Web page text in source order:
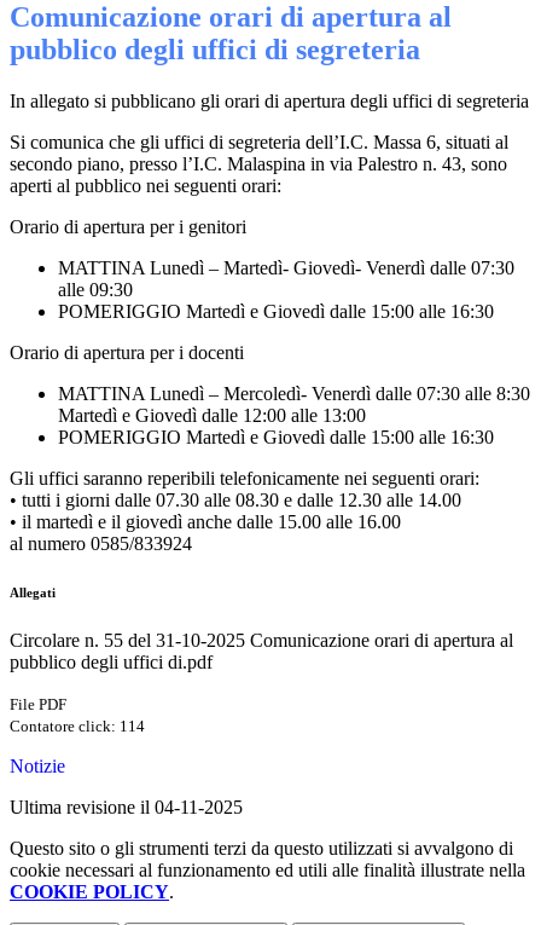
Comunicazione orari di apertura al
pubblico degli uffici di segreteria
In allegato si pubblicano gli orari di apertura degli uffici di segreteria
Si comunica che gli uffici di segreteria dell’I.C. Massa 6, situati al
secondo piano, presso l’I.C. Malaspina in via Palestro n. 43, sono
aperti al pubblico nei seguenti orari:
Orario di apertura per i genitori
MATTINA Lunedì – Martedì- Giovedì- Venerdì dalle 07:30
alle 09:30
POMERIGGIO Martedì e Giovedì dalle 15:00 alle 16:30
Orario di apertura per i docenti
MATTINA Lunedì – Mercoledì- Venerdì dalle 07:30 alle 8:30
Martedì e Giovedì dalle 12:00 alle 13:00
POMERIGGIO Martedì e Giovedì dalle 15:00 alle 16:30
Gli uffici saranno reperibili telefonicamente nei seguenti orari:
• tutti i giorni dalle 07.30 alle 08.30 e dalle 12.30 alle 14.00
• il martedì e il giovedì anche dalle 15.00 alle 16.00
al numero 0585/833924
Allegati
Circolare n. 55 del 31-10-2025 Comunicazione orari di apertura al
pubblico degli uffici di.pdf
File PDF
Contatore click: 114
Notizie
Ultima revisione il 04-11-2025
Questo sito o gli strumenti terzi da questo utilizzati si avvalgono di
cookie necessari al funzionamento ed utili alle finalità illustrate nella
COOKIE POLICY.